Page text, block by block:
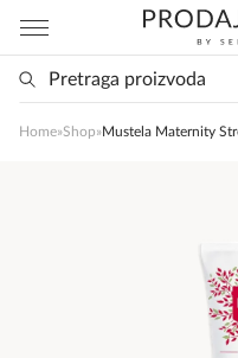
Home»Shop»Mustela Maternity